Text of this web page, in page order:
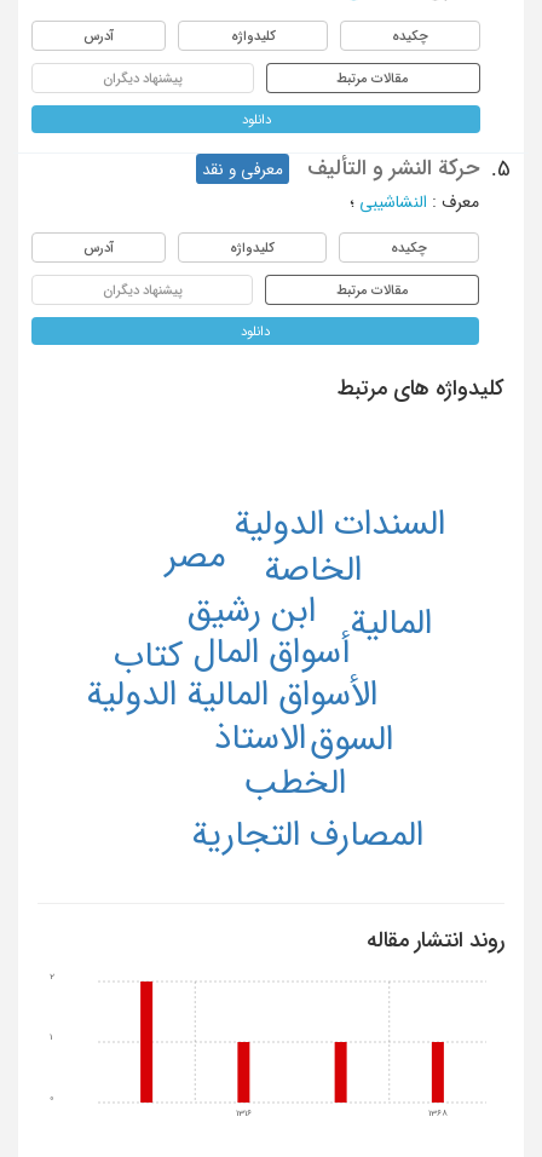
چکیده کلیدواژه آدرس
مقالات مرتبط پیشنهاد دیگران
دانلود
5. حرکة النشر و التألیف
معرفی و نقد
معرف : النشاشیبی ؛
چکیده کلیدواژه آدرس
مقالات مرتبط پیشنهاد دیگران
دانلود
کلیدواژه های مرتبط
أسواق المال
ابن رشیق
الأسواق المالیة الدولیة
الاستاذ
الخاصة
الخطب
السندات الدولیة
السوق
المالیة
المصارف التجاریة
مصر
کتاب
روند انتشار مقاله
1316 1368
0
1
2